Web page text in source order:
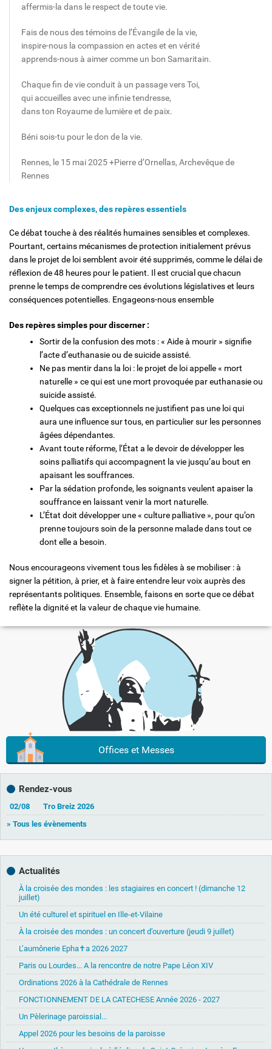
affermis-la dans le respect de toute vie.
Fais de nous des témoins de l’Évangile de la vie,
inspire-nous la compassion en actes et en vérité
apprends-nous à aimer comme un bon Samaritain.
Chaque fin de vie conduit à un passage vers Toi,
qui accueilles avec une infinie tendresse,
dans ton Royaume de lumière et de paix.
Béni sois-tu pour le don de la vie.
Rennes, le 15 mai 2025 +Pierre d’Ornellas, Archevêque de
Rennes
Des enjeux complexes, des repères essentiels
Ce débat touche à des réalités humaines sensibles et complexes.
Pourtant, certains mécanismes de protection initialement prévus
dans le projet de loi semblent avoir été supprimés, comme le délai de
réflexion de 48 heures pour le patient. Il est crucial que chacun
prenne le temps de comprendre ces évolutions législatives et leurs
conséquences potentielles. Engageons-nous ensemble
Des repères simples pour discerner :
Sortir de la confusion des mots : « Aide à mourir » signifie
l’acte d’euthanasie ou de suicide assisté.
Ne pas mentir dans la loi : le projet de loi appelle « mort
naturelle » ce qui est une mort provoquée par euthanasie ou
suicide assisté.
Quelques cas exceptionnels ne justifient pas une loi qui
aura une influence sur tous, en particulier sur les personnes
âgées dépendantes.
Avant toute réforme, l’État a le devoir de développer les
soins palliatifs qui accompagnent la vie jusqu’au bout en
apaisant les souffrances.
Par la sédation profonde, les soignants veulent apaiser la
souffrance en laissant venir la mort naturelle.
L’État doit développer une « culture palliative », pour qu’on
prenne toujours soin de la personne malade dans tout ce
dont elle a besoin.
Nous encourageons vivement tous les fidèles à se mobiliser : à
signer la pétition, à prier, et à faire entendre leur voix auprès des
représentants politiques. Ensemble, faisons en sorte que ce débat
reflète la dignité et la valeur de chaque vie humaine.
Offices et Messes
Rendez-vous
02/08
Tro Breiz 2026
» Tous les évènements
Actualités
À la croisée des mondes : les stagiaires en concert ! (dimanche 12
juillet)
Un été culturel et spirituel en Ille-et-Vilaine
À la croisée des mondes : un concert d’ouverture (jeudi 9 juillet)
L’aumônerie Epha✝a 2026 2027
Paris ou Lourdes... A la rencontre de notre Pape Léon XIV
Ordinations 2026 à la Cathédrale de Rennes
FONCTIONNEMENT DE LA CATECHESE Année 2026 - 2027
Un Pèlerinage paroissial...
Appel 2026 pour les besoins de la paroisse